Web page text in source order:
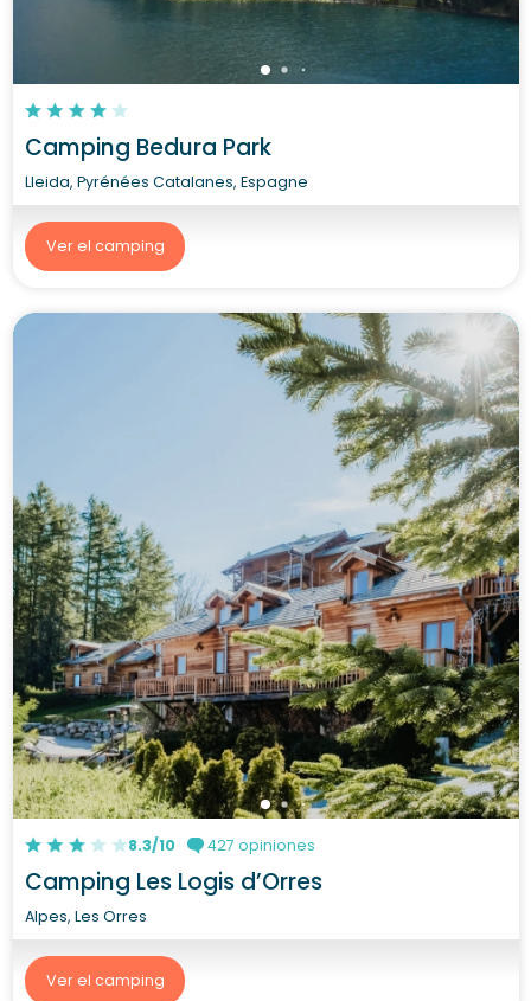
Camping Bedura Park
Lleida, Pyrénées Catalanes, Espagne
Ver el camping
8.3/10 427 opiniones
Camping Les Logis d’Orres
Alpes, Les Orres
Ver el camping